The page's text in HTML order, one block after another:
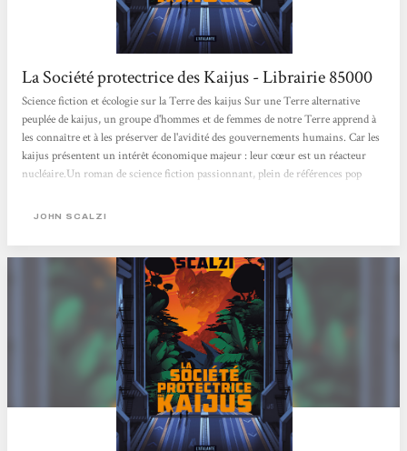
La Société protectrice des Kaijus - Librairie 85000
Science fiction et écologie sur la Terre des kaijus Sur une Terre alternative
peuplée de kaijus, un groupe d'hommes et de femmes de notre Terre apprend à
les connaître et à les préserver de l'avidité des gouvernements humains. Car les
kaijus présentent un intérêt économique majeur : leur cœur est un réacteur
nucléaire.Un roman de science fiction passionnant, plein de références pop
scientifiquement crédible et démentielle à la fois. Mathieu
JOHN SCALZI